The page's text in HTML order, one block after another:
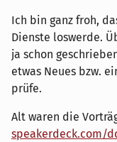
Ich bin ganz froh,
Dienste loswerde.
ja schon
etwas Neues bzw.
prüfe.
Alt waren die
speakerdeck.com/